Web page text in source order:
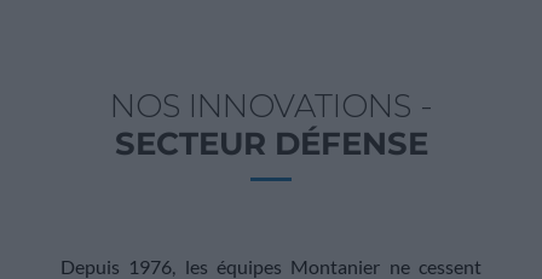
NOS INNOVATIONS -
SECTEUR DÉFENSE
Depuis 1976, les équipes Montanier ne cessent